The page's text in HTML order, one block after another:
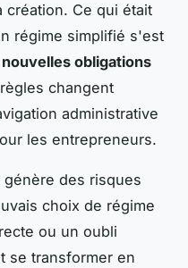
création. Ce qui était
régime simplifié s'est
nouvelles obligations
changent
administrative
les entrepreneurs.
des risques
choix de régime
ou un oubli
se transformer en